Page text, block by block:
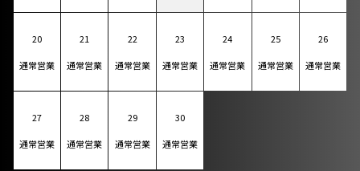
20
通常営業
21
通常営業
22
通常営業
23
通常営業
24
通常営業
25
通常営業
26
通常営業
27
通常営業
28
通常営業
29
通常営業
30
通常営業